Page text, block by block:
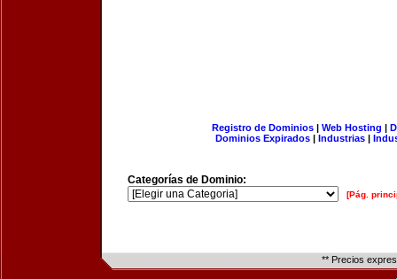
Registro de Dominios| Web Hosting |
Dominios Expirados | Industrias |
Categorías de Dominio:
[Pág.
** Precios